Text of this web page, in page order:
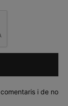
i de no